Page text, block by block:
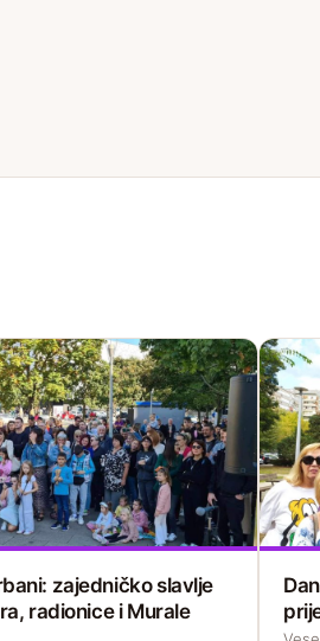
zajedničko slavlje
radionice i Murale